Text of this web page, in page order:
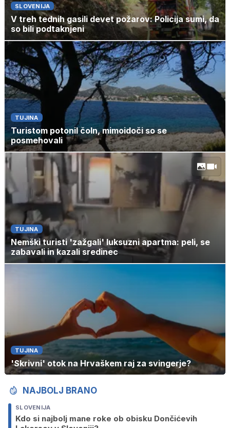
SLOVENIJA
V treh tednih gasili devet požarov: Policija sumi, da
so bili podtaknjeni
TUJINA
Turistom potonil čoln, mimoidoči so se
posmehovali
TUJINA
Nemški turisti 'zažgali' luksuzni apartma: peli, se
zabavali in kazali sredinec
TUJINA
'Skrivni' otok na Hrvaškem raj za svingerje?
NAJBOLJ BRANO
SLOVENIJA
Kdo si najbolj mane roke ob obisku Dončićevih